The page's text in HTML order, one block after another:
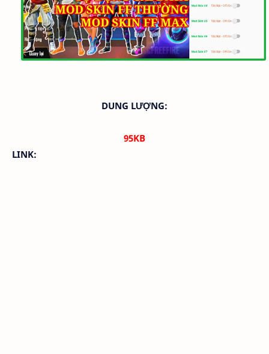
DUNG LƯỢNG:
95KB
LINK: